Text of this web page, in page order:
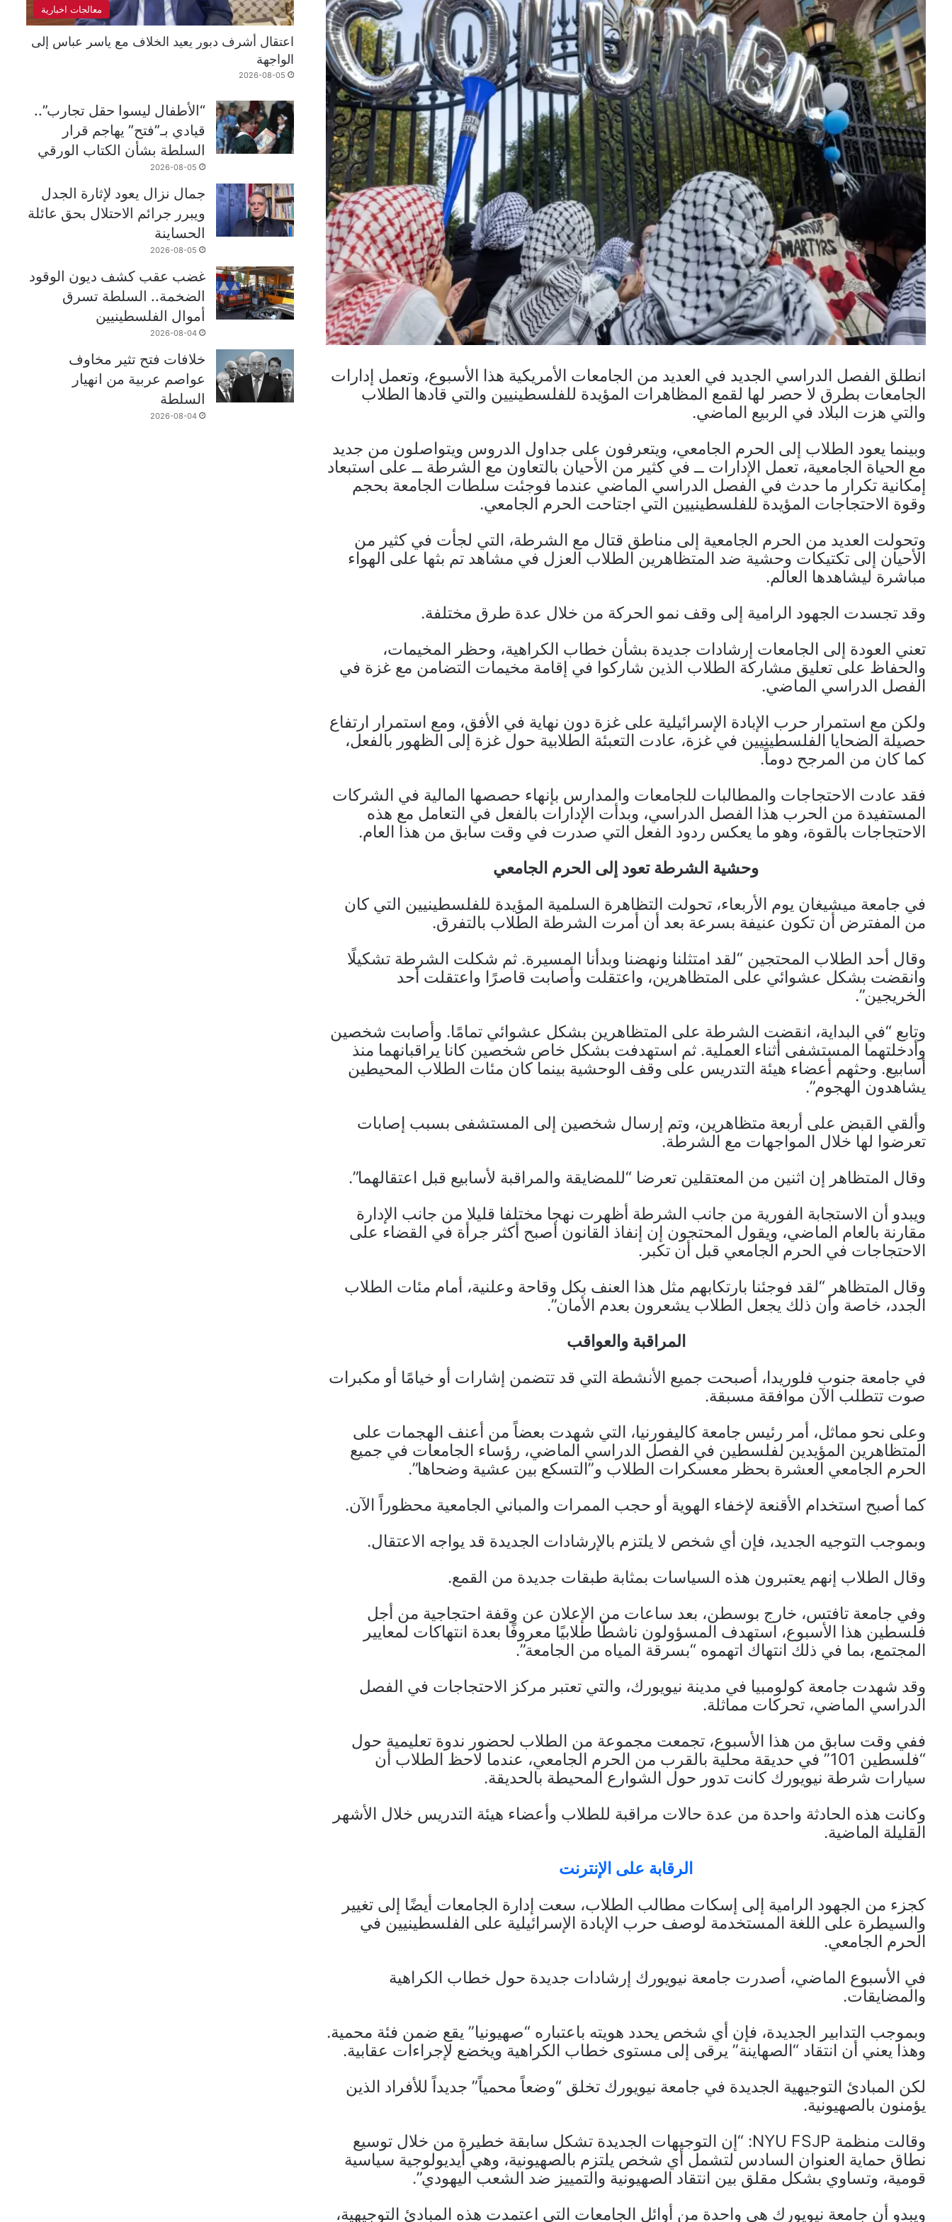
انطلق الفصل الدراسي الجديد في العديد من الجامعات الأمريكية هذا الأسبوع، وتعمل إدارات
الجامعات بطرق لا حصر لها لقمع المظاهرات المؤيدة للفلسطينيين والتي قادها الطلاب
والتي هزت البلاد في الربيع الماضي.
وبينما يعود الطلاب إلى الحرم الجامعي، ويتعرفون على جداول الدروس ويتواصلون من جديد
مع الحياة الجامعية، تعمل الإدارات ــ في كثير من الأحيان بالتعاون مع الشرطة ــ على استبعاد
إمكانية تكرار ما حدث في الفصل الدراسي الماضي عندما فوجئت سلطات الجامعة بحجم
وقوة الاحتجاجات المؤيدة للفلسطينيين التي اجتاحت الحرم الجامعي.
وتحولت العديد من الحرم الجامعية إلى مناطق قتال مع الشرطة، التي لجأت في كثير من
الأحيان إلى تكتيكات وحشية ضد المتظاهرين الطلاب العزل في مشاهد تم بثها على الهواء
مباشرة ليشاهدها العالم.
وقد تجسدت الجهود الرامية إلى وقف نمو الحركة من خلال عدة طرق مختلفة.
تعني العودة إلى الجامعات إرشادات جديدة بشأن خطاب الكراهية، وحظر المخيمات،
والحفاظ على تعليق مشاركة الطلاب الذين شاركوا في إقامة مخيمات التضامن مع غزة في
الفصل الدراسي الماضي.
ولكن مع استمرار حرب الإبادة الإسرائيلية على غزة دون نهاية في الأفق، ومع استمرار ارتفاع
حصيلة الضحايا الفلسطينيين في غزة، عادت التعبئة الطلابية حول غزة إلى الظهور بالفعل،
كما كان من المرجح دوماً.
فقد عادت الاحتجاجات والمطالبات للجامعات والمدارس بإنهاء حصصها المالية في الشركات
المستفيدة من الحرب هذا الفصل الدراسي، وبدأت الإدارات بالفعل في التعامل مع هذه
الاحتجاجات بالقوة، وهو ما يعكس ردود الفعل التي صدرت في وقت سابق من هذا العام.
وحشية الشرطة تعود إلى الحرم الجامعي
في جامعة ميشيغان يوم الأربعاء، تحولت التظاهرة السلمية المؤيدة للفلسطينيين التي كان
من المفترض أن تكون عنيفة بسرعة بعد أن أمرت الشرطة الطلاب بالتفرق.
وقال أحد الطلاب المحتجين “لقد امتثلنا ونهضنا وبدأنا المسيرة. ثم شكلت الشرطة تشكيلًا
وانقضت بشكل عشوائي على المتظاهرين، واعتقلت وأصابت قاصرًا واعتقلت أحد
الخريجين”.
وتابع “في البداية، انقضت الشرطة على المتظاهرين بشكل عشوائي تمامًا. وأصابت شخصين
وأدخلتهما المستشفى أثناء العملية. ثم استهدفت بشكل خاص شخصين كانا يراقبانهما منذ
أسابيع. وحثهم أعضاء هيئة التدريس على وقف الوحشية بينما كان مئات الطلاب المحيطين
يشاهدون الهجوم”.
وألقي القبض على أربعة متظاهرين، وتم إرسال شخصين إلى المستشفى بسبب إصابات
تعرضوا لها خلال المواجهات مع الشرطة.
وقال المتظاهر إن اثنين من المعتقلين تعرضا “للمضايقة والمراقبة لأسابيع قبل اعتقالهما”.
ويبدو أن الاستجابة الفورية من جانب الشرطة أظهرت نهجا مختلفا قليلا من جانب الإدارة
مقارنة بالعام الماضي، ويقول المحتجون إن إنفاذ القانون أصبح أكثر جرأة في القضاء على
الاحتجاجات في الحرم الجامعي قبل أن تكبر.
وقال المتظاهر “لقد فوجئنا بارتكابهم مثل هذا العنف بكل وقاحة وعلنية، أمام مئات الطلاب
الجدد، خاصة وأن ذلك يجعل الطلاب يشعرون بعدم الأمان”.
المراقبة والعواقب
في جامعة جنوب فلوريدا، أصبحت جميع الأنشطة التي قد تتضمن إشارات أو خيامًا أو مكبرات
صوت تتطلب الآن موافقة مسبقة.
وعلى نحو مماثل، أمر رئيس جامعة كاليفورنيا، التي شهدت بعضاً من أعنف الهجمات على
المتظاهرين المؤيدين لفلسطين في الفصل الدراسي الماضي، رؤساء الجامعات في جميع
الحرم الجامعي العشرة بحظر معسكرات الطلاب و”التسكع بين عشية وضحاها”.
كما أصبح استخدام الأقنعة لإخفاء الهوية أو حجب الممرات والمباني الجامعية محظوراً الآن.
وبموجب التوجيه الجديد، فإن أي شخص لا يلتزم بالإرشادات الجديدة قد يواجه الاعتقال.
وقال الطلاب إنهم يعتبرون هذه السياسات بمثابة طبقات جديدة من القمع.
وفي جامعة تافتس، خارج بوسطن، بعد ساعات من الإعلان عن وقفة احتجاجية من أجل
فلسطين هذا الأسبوع، استهدف المسؤولون ناشطًا طلابيًا معروفًا بعدة انتهاكات لمعايير
المجتمع، بما في ذلك انتهاك اتهموه “بسرقة المياه من الجامعة”.
وقد شهدت جامعة كولومبيا في مدينة نيويورك، والتي تعتبر مركز الاحتجاجات في الفصل
الدراسي الماضي، تحركات مماثلة.
ففي وقت سابق من هذا الأسبوع، تجمعت مجموعة من الطلاب لحضور ندوة تعليمية حول
“فلسطين 101” في حديقة محلية بالقرب من الحرم الجامعي، عندما لاحظ الطلاب أن
سيارات شرطة نيويورك كانت تدور حول الشوارع المحيطة بالحديقة.
وكانت هذه الحادثة واحدة من عدة حالات مراقبة للطلاب وأعضاء هيئة التدريس خلال الأشهر
القليلة الماضية.
الرقابة على الإنترنت
كجزء من الجهود الرامية إلى إسكات مطالب الطلاب، سعت إدارة الجامعات أيضًا إلى تغيير
والسيطرة على اللغة المستخدمة لوصف حرب الإبادة الإسرائيلية على الفلسطينيين في
الحرم الجامعي.
في الأسبوع الماضي، أصدرت جامعة نيويورك إرشادات جديدة حول خطاب الكراهية
والمضايقات.
وبموجب التدابير الجديدة، فإن أي شخص يحدد هويته باعتباره “صهيونيا” يقع ضمن فئة محمية.
وهذا يعني أن انتقاد “الصهاينة” يرقى إلى مستوى خطاب الكراهية ويخضع لإجراءات عقابية.
لكن المبادئ التوجيهية الجديدة في جامعة نيويورك تخلق “وضعاً محمياً” جديداً للأفراد الذين
يؤمنون بالصهيونية.
وقالت منظمة NYU FSJP: “إن التوجيهات الجديدة تشكل سابقة خطيرة من خلال توسيع
نطاق حماية العنوان السادس لتشمل أي شخص يلتزم بالصهيونية، وهي أيديولوجية سياسية
قومية، وتساوي بشكل مقلق بين انتقاد الصهيونية والتمييز ضد الشعب اليهودي”.
ويبدو أن جامعة نيويورك هي واحدة من أوائل الجامعات التي اعتمدت هذه المبادئ التوجيهية،
معالجات اخبارية
اعتقال أشرف دبور يعيد الخلاف مع ياسر عباس إلى
الواجهة
2026-08-05
“الأطفال ليسوا حقل تجارب”..
قيادي بـ”فتح” يهاجم قرار
السلطة بشأن الكتاب الورقي
2026-08-05
جمال نزال يعود لإثارة الجدل
ويبرر جرائم الاحتلال بحق عائلة
الحساينة
2026-08-05
غضب عقب كشف ديون الوقود
الضخمة.. السلطة تسرق
أموال الفلسطينيين
2026-08-04
خلافات فتح تثير مخاوف
عواصم عربية من انهيار
السلطة
2026-08-04